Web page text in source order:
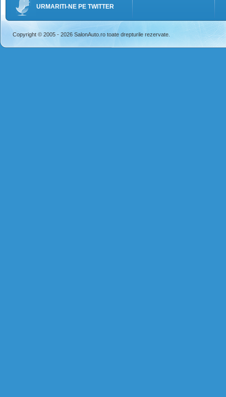
URMARITI-NE PE TWITTER
Copyright © 2005 - 2026 SalonAuto.ro toate drepturile rezervate.